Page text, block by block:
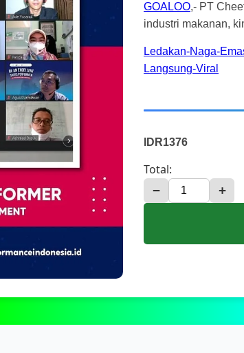
GOALOO,- PT
industri makanan,
Ledakan-Naga-
Langsung-Viral
IDR1376
Total:
− +